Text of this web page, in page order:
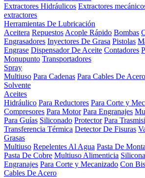
Extractores Hidráulicos Extractores
extractores
Herramientas De Lubricación
Aceitera Repuestos Acople Rápido Bombas
Engrasadores Inyectores De Grasa Pistolas
Engrase Dispensador De Aceite Contadores
Monupunto Transportadores
Spray
Multiuso Para Cadenas Para Cables De Acero
Solvente
Aceites
Hidráulico Para Reductores Para Corte y
Compresores Para Motor Para Engranajes
Para Guías Siliconado Protector Para
Transferencia Térmica Detector De Fisuras
Grasas
Multiuso Repelentes Al Agua Pasta De
Pasta De Cobre Multiuso Alimenticia
Engranajes Para Corte y Mecanizado Con
Cables De Acero